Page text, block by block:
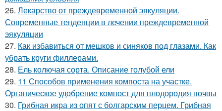
26. Лекарство от преждевременной эякуляции.
Современные тенденции в лечении преждевременной
эякуляции
27. Как избавиться от мешков и синяков под глазами. Как
убрать круги филлерами.
28. Ель колючая сорта. Описание голубой ели
29. 11 Способов применения компоста на участке.
Органическое удобрение компост для плодородия почвы
30. Грибная икра из опят с болгарским перцем. Грибная